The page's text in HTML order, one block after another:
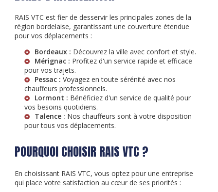
RAIS VTC est fier de desservir les principales zones de la
région bordelaise, garantissant une couverture étendue
pour vos déplacements :
Bordeaux : Découvrez la ville avec confort et style.
Mérignac : Profitez d'un service rapide et efficace
pour vos trajets.
Pessac : Voyagez en toute sérénité avec nos
chauffeurs professionnels.
Lormont : Bénéficiez d'un service de qualité pour
vos besoins quotidiens.
Talence : Nos chauffeurs sont à votre disposition
pour tous vos déplacements.
POURQUOI CHOISIR RAIS VTC ?
En choisissant RAIS VTC, vous optez pour une entreprise
qui place votre satisfaction au cœur de ses priorités :